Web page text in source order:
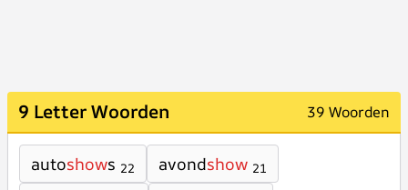
9 Letter Woorden 39 Woorden
autoshows 22 avondshow 21